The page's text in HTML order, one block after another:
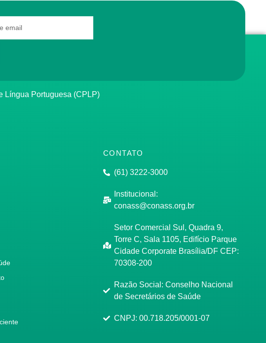
Língua Portuguesa (CPLP)
CONTATO
(61) 3222-3000
Institucional:
conass@conass.org.br
Setor Comercial Sul, Quadra 9,
Torre C, Sala 1105, Edifício Parque
Cidade Corporate Brasília/DF CEP:
70308-200
Razão Social: Conselho Nacional
de Secretários de Saúde
CNPJ: 00.718.205/0001-07